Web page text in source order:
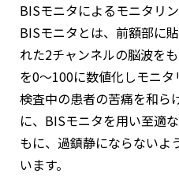
BISモニタによるモニタリ
BISモニタとは、前額部に
れた2チャンネルの脳波を
を0～100に数値化しモニタ
検査中の患者の苦痛を和ら
に、BISモニタを用い至適
もに、過鎮静にならないよ
います。